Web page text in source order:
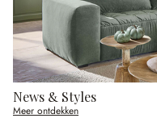
News & Styles
Meer ontdekken